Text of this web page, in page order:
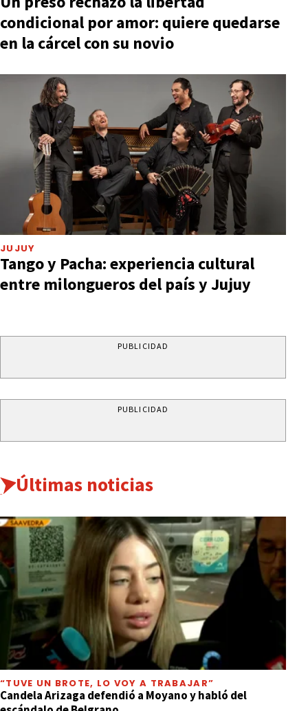
condicional por amor: quiere quedarse
en la cárcel con su novio
JUJUY
Tango y Pacha: experiencia cultural
entre milongueros del país y Jujuy
PUBLICIDAD
PUBLICIDAD
Últimas noticias
“TUVE UN BROTE, LO VOY A TRABAJAR”
Candela Arizaga defendió a Moyano y habló del